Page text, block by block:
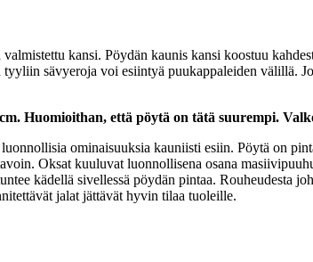
kansi. Pöydän kaunis kansi koostuu
sävyeroja voi esiintyä puukappaleiden
Huomioithan, että pöytä on tätä suurempi.
ominaisuuksia kauniisti esiin. Pöytä on
Oksat kuuluvat luonnollisena osana
kädellä sivellessä pöydän pintaa.
jalat jättävät hyvin tilaa tuoleille.